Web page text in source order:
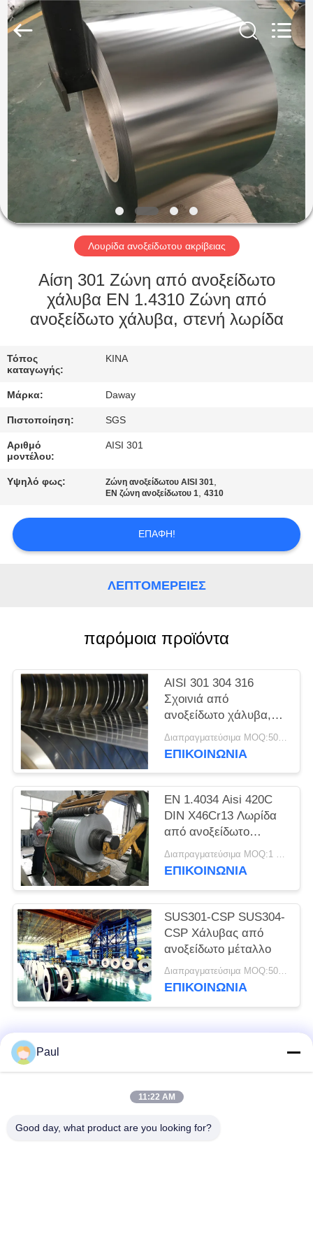
ΣΠΊΤΙ
ΠΡΟΪΌΝΤΑ
ΒΊΝΤΕΟ
ΠΕΡΊΠΟΥ
ΕΜΕΊΣ
ΓΎΡΟΣ
ΕΡΓΟΣΤΑΣΊΩΝ
ΈΛΕΓΧΟΣ
ΜΑΣ
ΕΛΆΤΕ
ΣΕ
ΕΠΑΦΉ
ΖΗΤΉΣΤΕ
ΑΠΌΣΠΑΣΜΑ
SITEMAP
PRIVACY
POLICY
Special
Steel
Co.,
Ltd.
Λουρίδα ανοξείδωτου ακρίβειας
Αίση 301 Ζώνη από ανοξείδωτο
χάλυβα EN 1.4310 Ζώνη από
ανοξείδωτο χάλυβα, στενή λωρίδα
Τόπος
καταγωγής:
ΚΙΝΑ
Μάρκα: Daway
Πιστοποίηση: SGS
Αριθμό
μοντέλου:
AISI 301
Υψηλό φως: Ζώνη ανοξείδωτου AISI 301,
EN ζώνη ανοξείδωτου 1,4310
ΕΠΑΦΉ!
ΛΕΠΤΟΜΈΡΕΙΕΣ
παρόμοια προϊόντα
AISI 301 304 316
Σχοινιά από
ανοξείδωτο χάλυβα,
λωρίδες ακριβείας,
φύλλα, πλάκες
Διαπραγματεύσιμα MOQ:500 κλ
ΕΠΙΚΟΙΝΩΝΊΑ
EN 1.4034 Aisi 420C
DIN X46Cr13 Λωρίδα
από ανοξείδωτο
χάλυβα ψυχρής
έλασης σε πηνίο
Διαπραγματεύσιμα MOQ:1 τόνος
ΕΠΙΚΟΙΝΩΝΊΑ
SUS301-CSP SUS304-
CSP Χάλυβας από
ανοξείδωτο μέταλλο
Διαπραγματεύσιμα MOQ:500 κλ
ΕΠΙΚΟΙΝΩΝΊΑ
Λαϊκή κατηγορία
Σκληραίνοντας
Paul
11:22 AM
Good day, what product are you looking for?